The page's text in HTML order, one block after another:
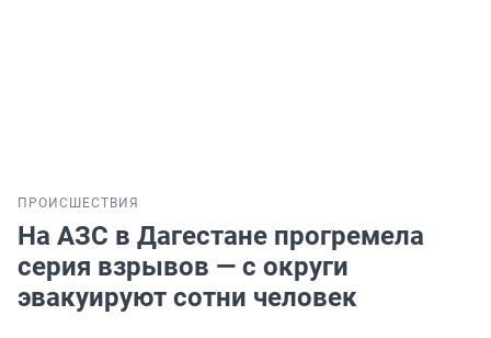
ПРОИСШЕСТВИЯ
На АЗС в Дагестане прогремела
серия взрывов — с округи
эвакуируют сотни человек